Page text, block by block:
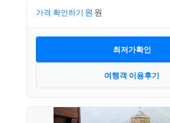
가격 확인하기
최저가확인
여행객 이용후기